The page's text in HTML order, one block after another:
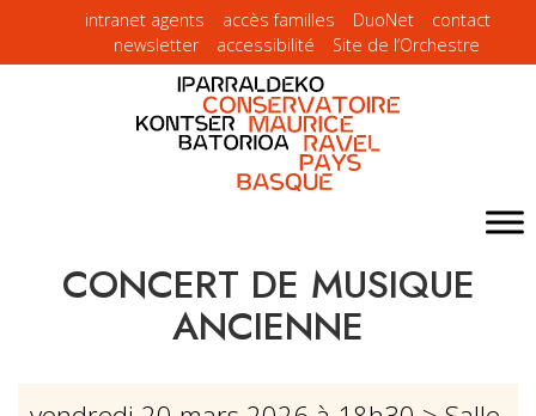
intranet agents accès familles DuoNet
contact
newsletter
accessibilité Site de l’Orchestre
CONCERT DE MUSIQUE
ANCIENNE